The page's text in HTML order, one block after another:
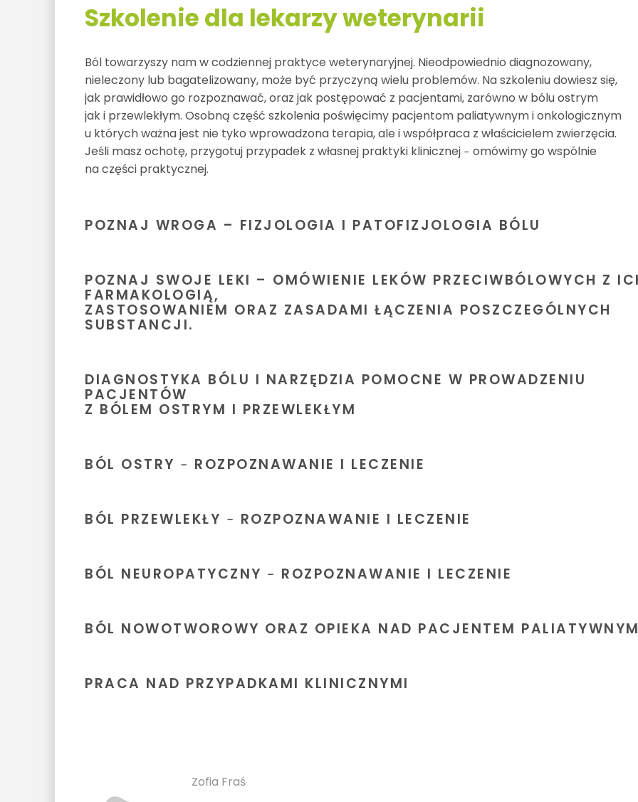
Szkolenie dla lekarzy weterynarii
Ból towarzyszy nam w codziennej praktyce weterynaryjnej. Nieodpowiednio diagnozowany,
nieleczony lub bagatelizowany, może być przyczyną wielu problemów. Na szkoleniu dowiesz się,
jak prawidłowo go rozpoznawać, oraz jak postępować z pacjentami, zarówno w bólu ostrym
jak i przewlekłym. Osobną część szkolenia poświęcimy pacjentom paliatywnym i onkologicznym
u których ważna jest nie tyko wprowadzona terapia, ale i współpraca z właścicielem zwierzęcia.
Jeśli masz ochotę, przygotuj przypadek z własnej praktyki klinicznej ‒ omówimy go wspólnie
na części praktycznej.
POZNAJ WROGA – FIZJOLOGIA I PATOFIZJOLOGIA BÓLU
POZNAJ SWOJE LEKI – OMÓWIENIE LEKÓW PRZECIWBÓLOWYCH Z
FARMAKOLOGIĄ,
ZASTOSOWANIEM ORAZ ZASADAMI ŁĄCZENIA POSZCZEGÓLNYCH
SUBSTANCJI.
DIAGNOSTYKA BÓLU I NARZĘDZIA POMOCNE W PROWADZENIU
PACJENTÓW
Z BÓLEM OSTRYM I PRZEWLEKŁYM
BÓL OSTRY ‒ ROZPOZNAWANIE I LECZENIE
BÓL PRZEWLEKŁY ‒ ROZPOZNAWANIE I LECZENIE
BÓL NEUROPATYCZNY ‒ ROZPOZNAWANIE I LECZENIE
BÓL NOWOTWOROWY ORAZ OPIEKA NAD PACJENTEM
PRACA NAD PRZYPADKAMI KLINICZNYMI
Zofia Fraś